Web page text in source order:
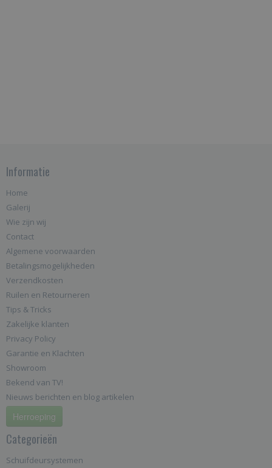
Informatie
Home
Galerij
Wie zijn wij
Contact
Algemene voorwaarden
Betalingsmogelijkheden
Verzendkosten
Ruilen en Retourneren
Tips & Tricks
Zakelijke klanten
Privacy Policy
Garantie en Klachten
Showroom
Bekend van TV!
Nieuws berichten en blog artikelen
Herroeping
Categorieën
Schuifdeursystemen